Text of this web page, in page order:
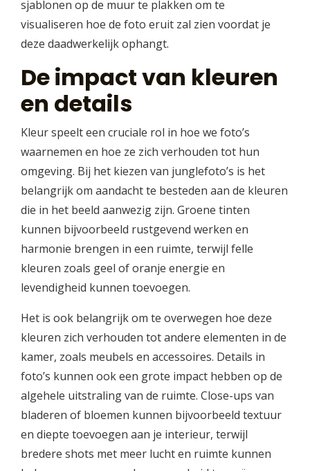
sjablonen op de muur te plakken om te
visualiseren hoe de foto eruit zal zien voordat je
deze daadwerkelijk ophangt.
De impact van kleuren
en details
Kleur speelt een cruciale rol in hoe we foto’s
waarnemen en hoe ze zich verhouden tot hun
omgeving. Bij het kiezen van junglefoto’s is het
belangrijk om aandacht te besteden aan de kleuren
die in het beeld aanwezig zijn. Groene tinten
kunnen bijvoorbeeld rustgevend werken en
harmonie brengen in een ruimte, terwijl felle
kleuren zoals geel of oranje energie en
levendigheid kunnen toevoegen.
Het is ook belangrijk om te overwegen hoe deze
kleuren zich verhouden tot andere elementen in de
kamer, zoals meubels en accessoires. Details in
foto’s kunnen ook een grote impact hebben op de
algehele uitstraling van de ruimte. Close-ups van
bladeren of bloemen kunnen bijvoorbeeld textuur
en diepte toevoegen aan je interieur, terwijl
bredere shots met meer lucht en ruimte kunnen